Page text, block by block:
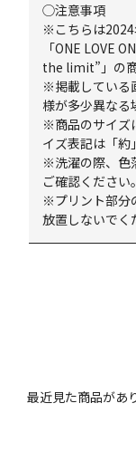
◯注意事項
※こちらは
「ONE LOVE
the limit”」の商
※掲載している
様が多少異なる
※商品のサイズ
イズ表記は「約
※洗濯の際、色
ご確認ください。
※プリント部分
放置しないでく
最近見た商品があ